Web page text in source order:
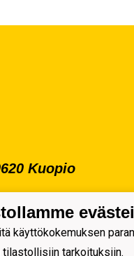
Kuopio
Banzai
käyttökokemuksen
tarkoituksiin.